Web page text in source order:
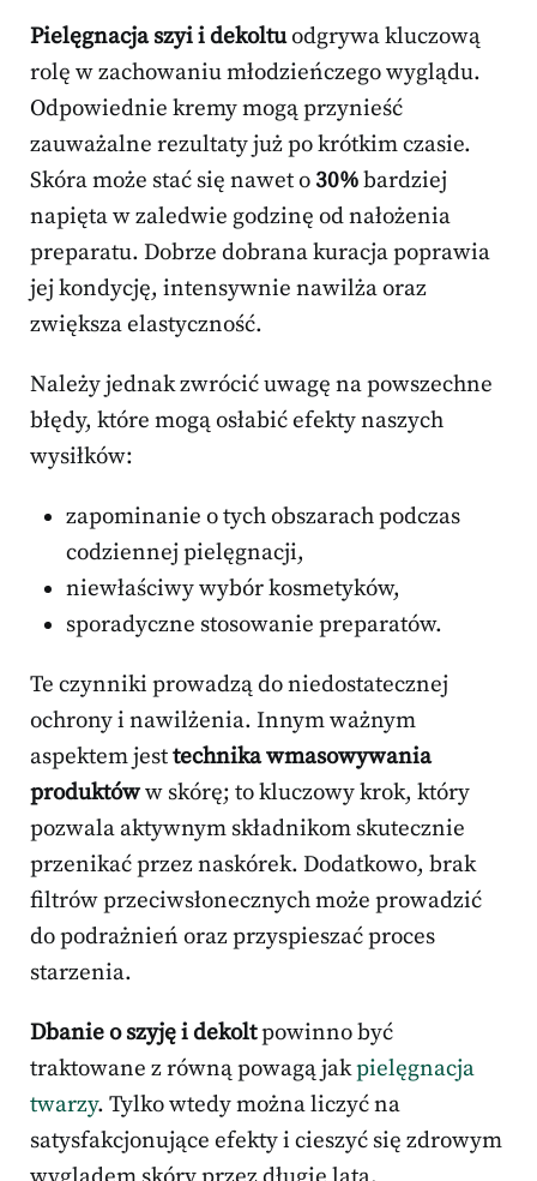
Pielęgnacja szyi i dekoltuodgrywa kluczową
rolę w zachowaniu młodzieńczego wyglądu.
Odpowiednie kremy mogą przynieść
zauważalne rezultaty już po krótkim czasie.
Skóra może stać się nawet o 30%bardziej
napięta w zaledwie godzinę od nałożenia
preparatu. Dobrze dobrana kuracja poprawia
jej kondycję, intensywnie nawilża oraz
zwiększa elastyczność.
Należy jednak zwrócić uwagę na powszechne
błędy, które mogą osłabić efekty naszych
wysiłków:
zapominanie o tych obszarach podczas
codziennej pielęgnacji,
niewłaściwy wybór kosmetyków,
sporadyczne stosowanie preparatów.
Te czynniki prowadzą do niedostatecznej
ochrony i nawilżenia. Innym ważnym
aspektem jesttechnika wmasowywania
produktóww skórę; to kluczowy krok, który
pozwala aktywnym składnikom skutecznie
przenikać przez naskórek. Dodatkowo, brak
filtrów przeciwsłonecznych może prowadzić
do podrażnień oraz przyspieszać proces
starzenia.
Dbanie o szyję i dekoltpowinno być
traktowane z równą powagą jakpielęgnacja
twarzy. Tylko wtedy można liczyć na
satysfakcjonujące efekty i cieszyć się zdrowym